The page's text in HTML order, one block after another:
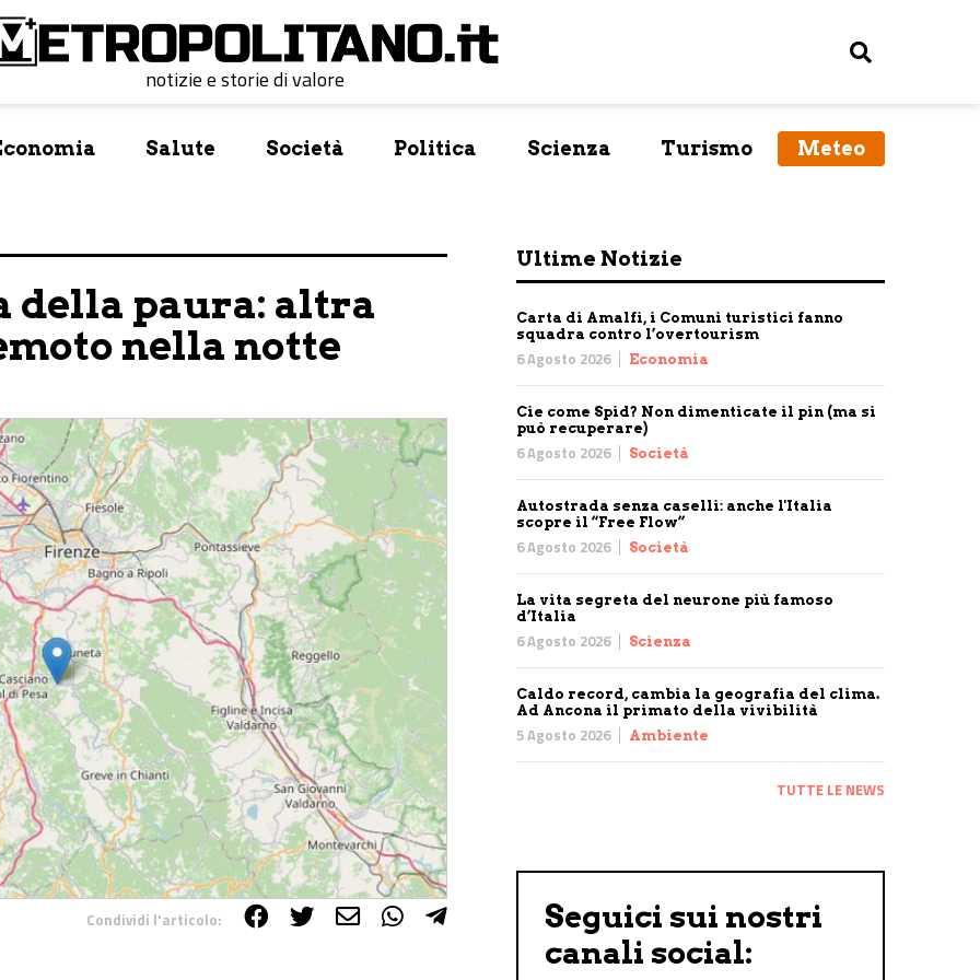
notizie e storie di valore
Salute Società Politica Scienza Turismo Meteo
della paura: altra
nella notte
Condividi l'articolo:
Ultime Notizie
Carta di Amalfi, i Comuni turistici fanno
squadra contro l’overtourism
6 Agosto 2026 Economia
Cie come Spid? Non dimenticate il pin (ma si
può recuperare)
6 Agosto 2026 Società
Autostrada senza caselli: anche l'Italia
scopre il “Free Flow”
6 Agosto 2026 Società
La vita segreta del neurone più famoso
d’Italia
6 Agosto 2026 Scienza
Caldo record, cambia la geografia del clima.
Ad Ancona il primato della vivibilità
5 Agosto 2026 Ambiente
TUTTE LE NEWS
Seguici sui nostri
canali social: